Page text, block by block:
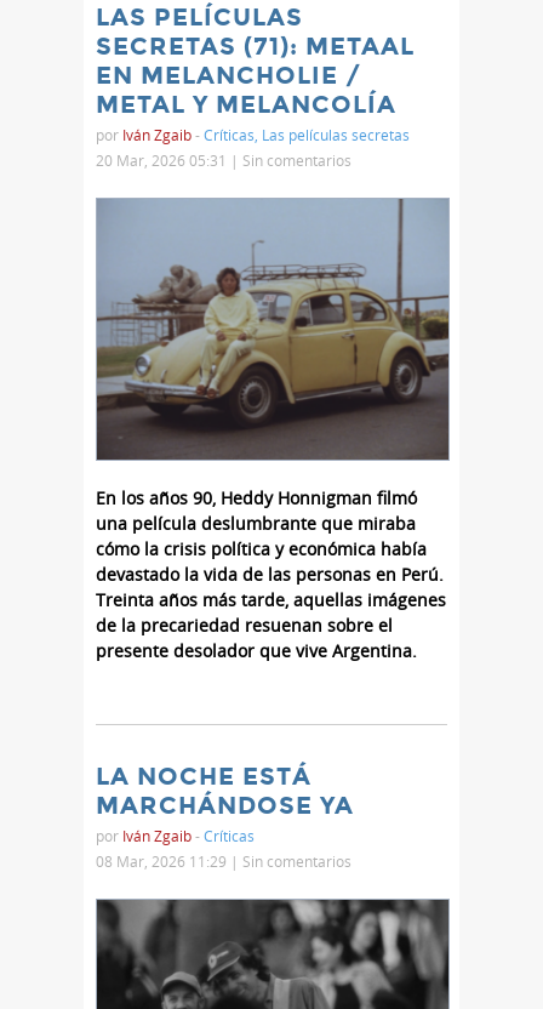
LAS PELÍCULAS
SECRETAS (71): METAAL
EN MELANCHOLIE /
METAL Y MELANCOLÍA
por Iván Zgaib-Críticas Las películas secretas
20 Mar, 2026 05:31 | Sin comentarios
​En los años 90, Heddy Honnigman filmó
una película deslumbrante que miraba
cómo la crisis política y económica había
devastado la vida de las personas en Perú.
Treinta años más tarde, aquellas imágenes
de la precariedad resuenan sobre el
presente desolador que vive Argentina.
LA NOCHE ESTÁ
MARCHÁNDOSE YA
por Iván Zgaib-Críticas
08 Mar, 2026 11:29 | Sin comentarios